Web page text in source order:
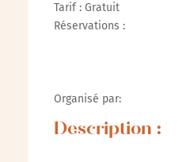
Tarif : Gratuit
Réservations :
Organisé par:
Description :